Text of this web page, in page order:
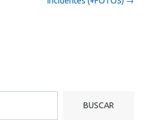
BUSCAR